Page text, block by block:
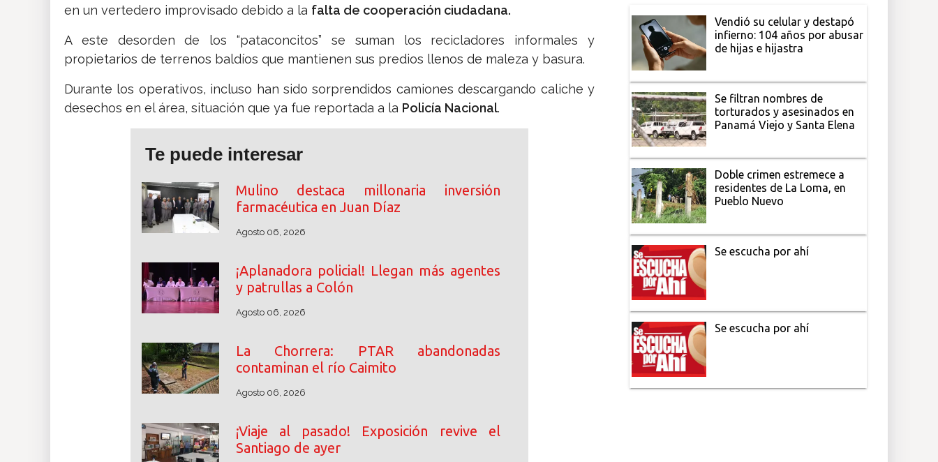
en un vertedero improvisado debido a la falta de cooperación ciudadana.
A este desorden de los “pataconcitos” se suman los recicladores informales y
propietarios de terrenos baldíos que mantienen sus predios llenos de maleza y basura.
Durante los operativos, incluso han sido sorprendidos camiones descargando caliche y
desechos en el área, situación que ya fue reportada a la Policía Nacional.
Te puede interesar
Mulino destaca millonaria inversión
farmacéutica en Juan Díaz
Agosto 06, 2026
¡Aplanadora policial! Llegan más agentes
y patrullas a Colón
Agosto 06, 2026
La Chorrera: PTAR abandonadas
contaminan el río Caimito
Agosto 06, 2026
¡Viaje al pasado! Exposición revive el
Santiago de ayer
Vendió su celular y destapó
infierno: 104 años por abusar
de hijas e hijastra
Se filtran nombres de
torturados y asesinados en
Panamá Viejo y Santa Elena
Doble crimen estremece a
residentes de La Loma, en
Pueblo Nuevo
Se escucha por ahí
Se escucha por ahí